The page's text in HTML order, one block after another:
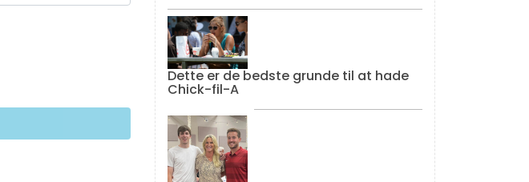
Dette er de bedste grunde til at hade
Chick-fil-A